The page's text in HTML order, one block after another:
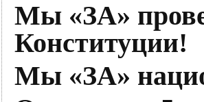
Мы «ЗА»
Конституции!
Мы «ЗА»